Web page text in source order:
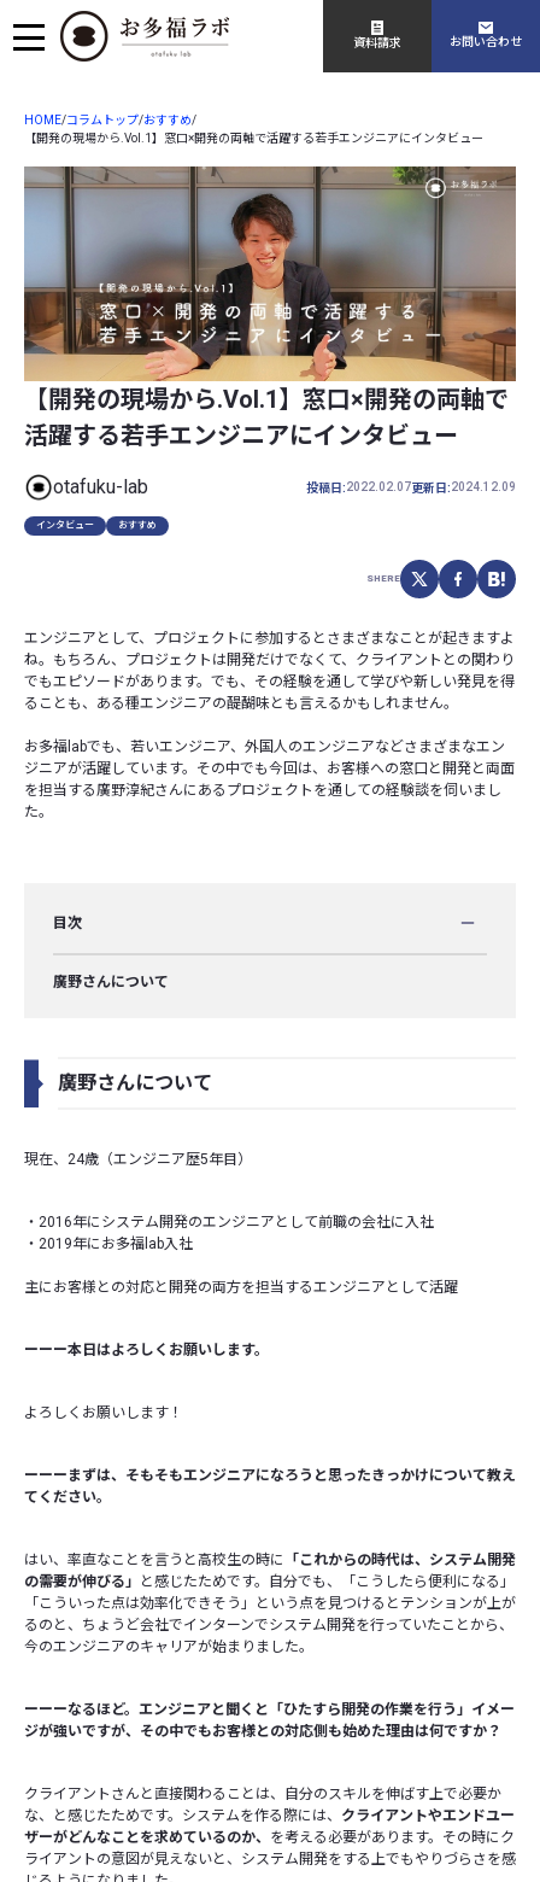
資料請求 お問い合わせ
HOME/コラムトップ/おすすめ/
【開発の現場から.Vol.1】窓口×開発の両軸で活躍する若手エンジニアにインタビュー
【開発の現場から.Vol.1】窓口×開発の両軸で
活躍する若手エンジニアにインタビュー
otafuku-lab 投稿日:2022.02.07更新日:2024.12.09
インタビュー おすすめ
SHERE
エンジニアとして、プロジェクトに参加するとさまざまなことが起きますよ
ね。もちろん、プロジェクトは開発だけでなくて、クライアントとの関わり
でもエピソードがあります。でも、その経験を通して学びや新しい発見を得
ることも、ある種エンジニアの醍醐味とも言えるかもしれません。
お多福labでも、若いエンジニア、外国人のエンジニアなどさまざまなエン
ジニアが活躍しています。その中でも今回は、お客様への窓口と開発と両面
を担当する廣野淳紀さんにあるプロジェクトを通しての経験談を伺いまし
た。
目次
廣野さんについて
廣野さんについて
現在、24歳（エンジニア歴5年目）
・2016年にシステム開発のエンジニアとして前職の会社に入社
・2019年にお多福lab入社
主にお客様との対応と開発の両方を担当するエンジニアとして活躍
ーーー本日はよろしくお願いします。
よろしくお願いします！
ーーーまずは、そもそもエンジニアになろうと思ったきっかけについて教え
てください。
はい、率直なことを言うと高校生の時に
「これからの時代は、システム開発
の需要が伸びる」
と感じたためです。自分でも、「こうしたら便利になる」
「こういった点は効率化できそう」という点を見つけるとテンションが上が
るのと、ちょうど会社でインターンでシステム開発を行っていたことから、
今のエンジニアのキャリアが始まりました。
ーーーなるほど。エンジニアと聞くと「ひたすら開発の作業を行う」イメー
ジが強いですが、その中でもお客様との対応側も始めた理由は何ですか？
クライアントさんと直接関わることは、自分のスキルを伸ばす上で必要か
な、と感じたためです。システムを作る際には、 クライアントやエンドユー
ザーがどんなことを求めているのか、 を考える必要があります。その時にク
ライアントの意図が見えないと、システム開発をする上でもやりづらさを感